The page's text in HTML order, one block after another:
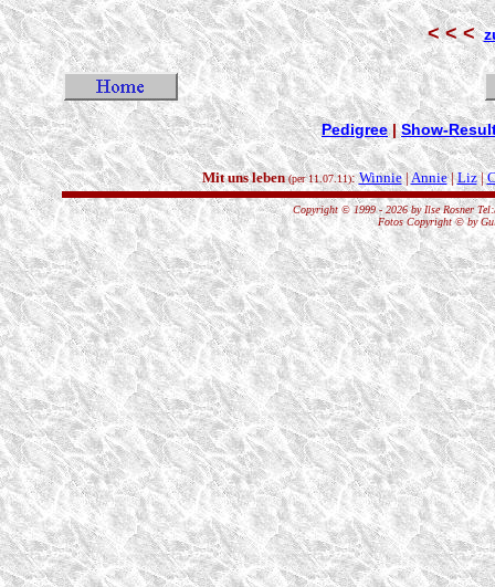
< < <
Pedigree|Show-
Mit uns leben (per 11.07.11):Winnie|Annie|Liz|
Copyright © 1999 - 2026 by Ilse Rosner
Fotos Copyright © by